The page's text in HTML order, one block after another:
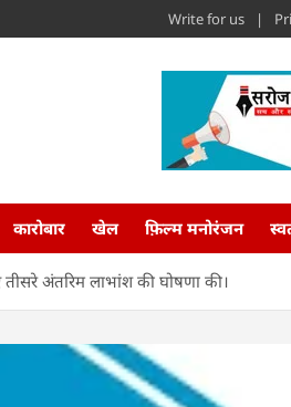
Write for us
कारोबार खेल फ़िल्म मनोरंजन
तीसरे अंतरिम लाभांश की घोषणा की।